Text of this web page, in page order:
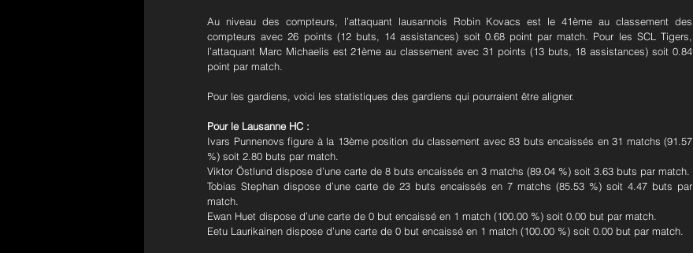
Au niveau des compteurs, l’attaquant lausannois Robin Kovacs est le 41ème au classement des
compteurs avec 26 points (12 buts, 14 assistances) soit 0.68 point par match. Pour les SCL Tigers,
l’attaquant Marc Michaelis est 21ème au classement avec 31 points (13 buts, 18 assistances) soit 0.84
point par match.
Pour les gardiens, voici les statistiques des gardiens qui pourraient être aligner.
Pour le Lausanne HC :
Ivars Punnenovs figure à la 13ème position du classement avec 83 buts encaissés en 31 matchs (91.57
%) soit 2.80 buts par match.
Viktor Östlund dispose d’une carte de 8 buts encaissés en 3 matchs (89.04 %) soit 3.63 buts par match.
Tobias Stephan dispose d’une carte de 23 buts encaissés en 7 matchs (85.53 %) soit 4.47 buts par
match.
Ewan Huet dispose d’une carte de 0 but encaissé en 1 match (100.00 %) soit 0.00 but par match.
Eetu Laurikainen dispose d’une carte de 0 but encaissé en 1 match (100.00 %) soit 0.00 but par match.